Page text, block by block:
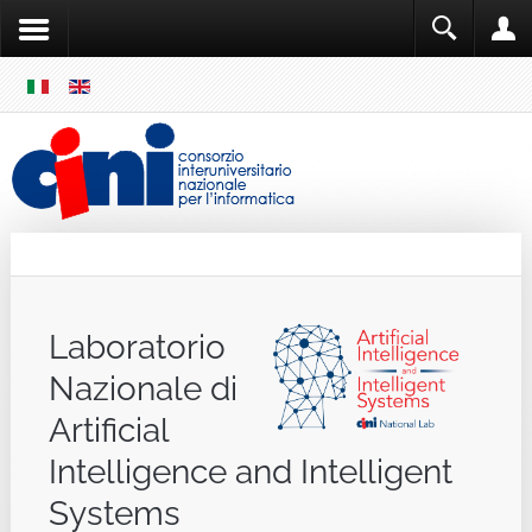
MENU
Laboratorio
Nazionale di
Artificial
Intelligence and Intelligent
Systems